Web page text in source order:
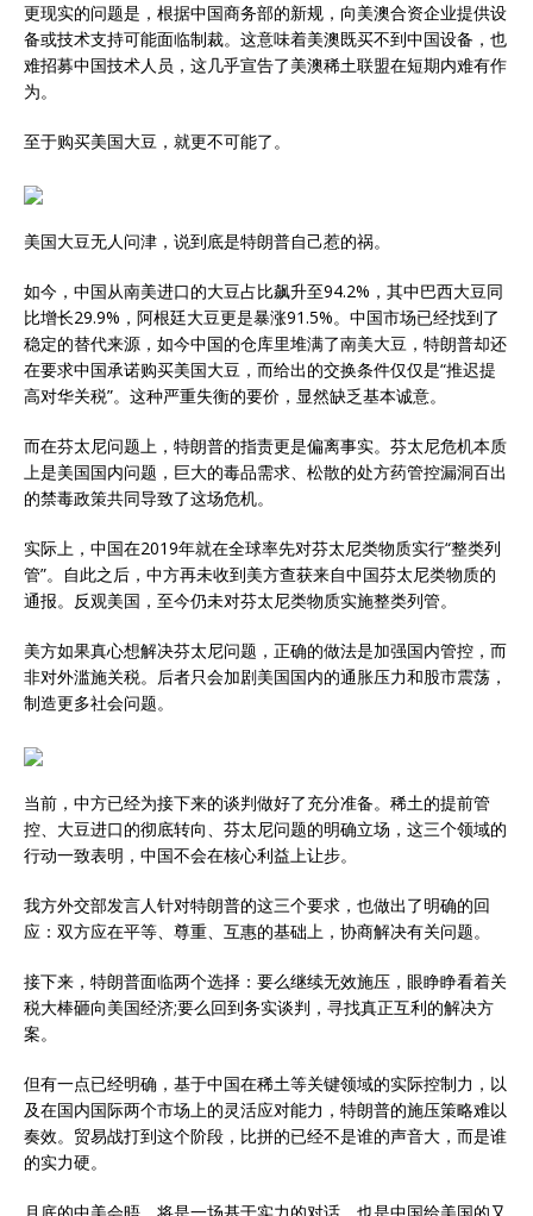
更现实的问题是，根据中国商务部的新规，向美澳合资企业提供设
备或技术支持可能面临制裁。这意味着美澳既买不到中国设备，也
难招募中国技术人员，这几乎宣告了美澳稀土联盟在短期内难有作
为。
至于购买美国大豆，就更不可能了。
美国大豆无人问津，说到底是特朗普自己惹的祸。
如今，中国从南美进口的大豆占比飙升至94.2%，其中巴西大豆同
比增长29.9%，阿根廷大豆更是暴涨91.5%。中国市场已经找到了
稳定的替代来源，如今中国的仓库里堆满了南美大豆，特朗普却还
在要求中国承诺购买美国大豆，而给出的交换条件仅仅是“推迟提
高对华关税”。这种严重失衡的要价，显然缺乏基本诚意。
而在芬太尼问题上，特朗普的指责更是偏离事实。芬太尼危机本质
上是美国国内问题，巨大的毒品需求、松散的处方药管控漏洞百出
的禁毒政策共同导致了这场危机。
实际上，中国在2019年就在全球率先对芬太尼类物质实行“整类列
管”。自此之后，中方再未收到美方查获来自中国芬太尼类物质的
通报。反观美国，至今仍未对芬太尼类物质实施整类列管。
美方如果真心想解决芬太尼问题，正确的做法是加强国内管控，而
非对外滥施关税。后者只会加剧美国国内的通胀压力和股市震荡，
制造更多社会问题。
当前，中方已经为接下来的谈判做好了充分准备。稀土的提前管
控、大豆进口的彻底转向、芬太尼问题的明确立场，这三个领域的
行动一致表明，中国不会在核心利益上让步。
我方外交部发言人针对特朗普的这三个要求，也做出了明确的回
应：双方应在平等、尊重、互惠的基础上，协商解决有关问题。
接下来，特朗普面临两个选择：要么继续无效施压，眼睁睁看着关
税大棒砸向美国经济;要么回到务实谈判，寻找真正互利的解决方
案。
但有一点已经明确，基于中国在稀土等关键领域的实际控制力，以
及在国内国际两个市场上的灵活应对能力，特朗普的施压策略难以
奏效。贸易战打到这个阶段，比拼的已经不是谁的声音大，而是谁
的实力硬。